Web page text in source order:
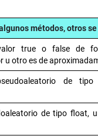
métodos, otros
true o false de
u otro es de
de tipo
de tipo float,